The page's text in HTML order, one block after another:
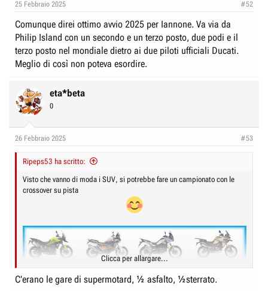
s
25 Febbraio 2025 #52
Comunque direi ottimo avvio 2025 per Iannone. Va via da
Philip Island con un secondo e un terzo posto, due podi e il
terzo posto nel mondiale dietro ai due piloti ufficiali Ducati.
Meglio di così non poteva esordire.
eta*beta
0
26 Febbraio 2025 #53
Ripeps53 ha scritto:
Visto che vanno di moda i SUV, si potrebbe fare un campionato con le
crossover su pista
Clicca per allargare...
C'erano le gare di supermotard, ½ asfalto, ½sterrato.